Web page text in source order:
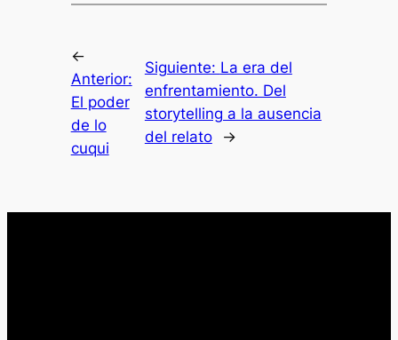
←
Anterior:
El poder
de lo
cuqui
Siguiente: La era del
enfrentamiento. Del
storytelling a la ausencia
del relato
→